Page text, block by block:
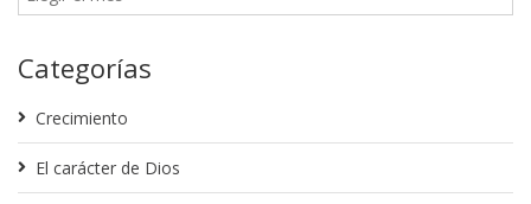
Categorías
Crecimiento
El carácter de Dios